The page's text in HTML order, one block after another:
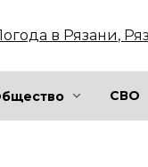
в Рязани,
СВО